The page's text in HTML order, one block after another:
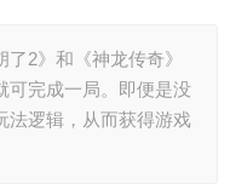
2》和《神龙传奇》
可完成一局。即便是没
法逻辑，从而获得游戏